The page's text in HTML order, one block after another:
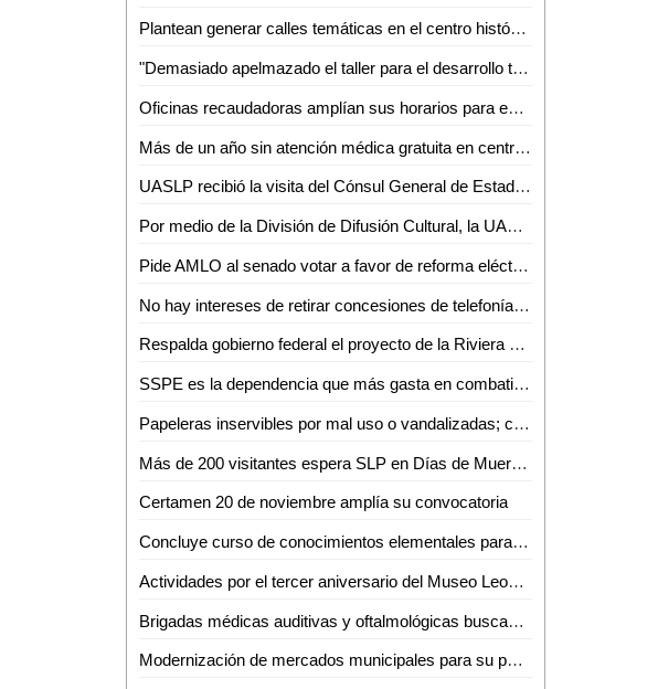
Plantean generar calles temáticas en el centro histórico de SLP
"Demasiado apelmazado el taller para el desarrollo turístico de la ZH": Guillermo Ahuja
Oficinas recaudadoras amplían sus horarios para entrega de licencias gratuitas
Más de un año sin atención médica gratuita en centros comunitarios, sin razón: Albarrán Ramírez
UASLP recibió la visita del Cónsul General de Estados Unidos
Por medio de la División de Difusión Cultural, la UASLP, presentará el espectáculo "Taka Dimi Ta" de la compañía de danza de la India
Pide AMLO al senado votar a favor de reforma eléctrica
No hay intereses de retirar concesiones de telefonías e internet: AMLO
Respalda gobierno federal el proyecto de la Riviera Huasteca, presentado por RGC
SSPE es la dependencia que más gasta en combatir la impunidad
Papeleras inservibles por mal uso o vandalizadas; cambiarán su diseño
Más de 200 visitantes espera SLP en Días de Muertos
Certamen 20 de noviembre amplía su convocatoria
Concluye curso de conocimientos elementales para autoridades municipales de las zonas media y huasteca
Actividades por el tercer aniversario del Museo Leonora Carrington Xilitla
Brigadas médicas auditivas y oftalmológicas buscan llegar a más necesitados
Modernización de mercados municipales para su potencialización y mejor posicionamiento